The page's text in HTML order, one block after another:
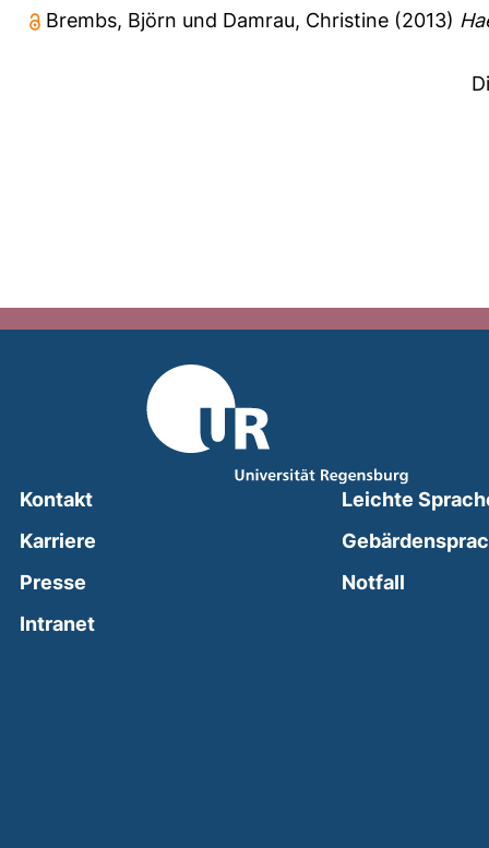
Brembs, Björn und Damrau, Christine (2013)
Kontakt
Karriere
Presse
Intranet(external link, opens in a new window)
Leichte
Notfall